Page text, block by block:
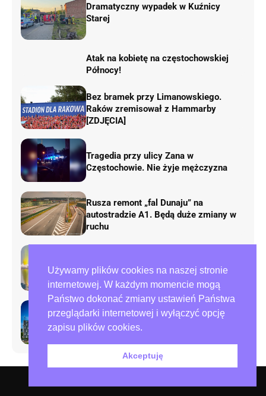
Używamy plików cookies na naszej stronie
internetowej. W każdym momencie mogą
Państwo dokonać zmiany ustawień Państwa
przeglądarki internetowej i wyłączyć opcję
zapisu plików cookies.
Akceptuję
Dramatyczny wypadek w Kuźnicy
Starej
Atak na kobietę na częstochowskiej
Północy!
Bez bramek przy Limanowskiego.
Raków zremisował z Hammarby
[ZDJĘCIA]
Tragedia przy ulicy Zana w
Częstochowie. Nie żyje mężczyzna
Rusza remont „fal Dunaju” na
autostradzie A1. Będą duże zmiany w
ruchu
AirShow Rudniki 2026. Dziś finał
pokazów lotniczych
Preparowanie kart w referendum.
Zawiadomienia do policji i ABW